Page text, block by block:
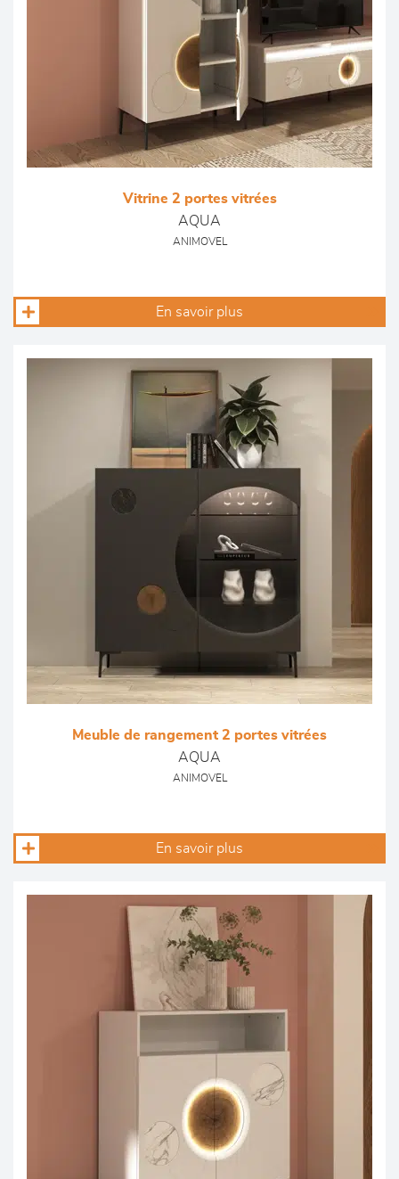
Vitrine 2 portes vitrées
AQUA
ANIMOVEL
En savoir plus
Meuble de rangement 2 portes vitrées
AQUA
ANIMOVEL
En savoir plus